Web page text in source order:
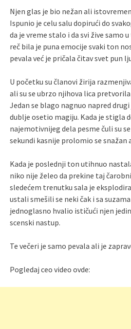
Njen glas je bio nežan ali
Ispunio je celu salu dopirući do
da je vreme stalo i da svi žive samo
reč bila je puna emocije svaki ton
pevala već je pričala čitav svet pun
U početku su članovi žirija
ali su se ubrzo njihova lica
Jedan se blago nagnuo napred
dublje osetio magiju. Kada je stigla
najemotivnijeg dela pesme čuli su
sekundi kasnije prolomio se snažan
Kada je poslednji ton utihnuo
niko nije želeo da prekine taj
sledećem trenutku sala je
ustali smešili se neki čak i sa
jednoglasno hvalio ističući njen
scenski nastup.
Te večeri je samo pevala ali je
Pogledaj ceo video ovde: